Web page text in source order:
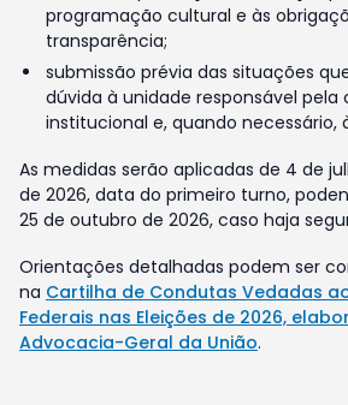
programação cultural e às
transparência;
submissão prévia das situações
dúvida à unidade responsável
institucional e, quando necessário,
As medidas serão aplicadas de 4 de
de 2026, data do primeiro turno,
25 de outubro de 2026, caso haja
Orientações detalhadas podem ser
na Cartilha de Condutas Vedadas
Federais nas Eleições de 2026,
Advocacia-Geral da União.